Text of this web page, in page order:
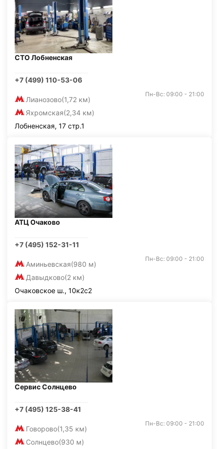
СТО Лобненская
+7 (499) 110-53-06
Лианозово(1,72 км)
Яхромская(2,34 км)
Пн-Вс: 09:00 - 21:00
Лобненская, 17 стр.1
АТЦ Очаково
+7 (495) 152-31-11
Аминьевская(980 м)
Давыдково(2 км)
Пн-Вс: 09:00 - 21:00
Очаковское ш., 10к2с2
Сервис Солнцево
+7 (495) 125-38-41
Говорово(1,35 км)
Солнцево(930 м)
Пн-Вс: 09:00 - 21:00